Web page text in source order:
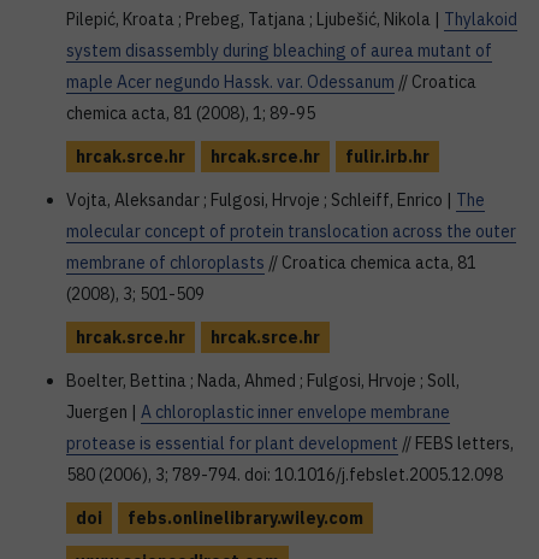
Pilepić, Kroata ; Prebeg, Tatjana ; Ljubešić, Nikola | Thylakoid
system disassembly during bleaching of aurea mutant of
maple Acer negundo Hassk. var. Odessanum // Croatica
chemica acta, 81 (2008), 1; 89-95
hrcak.srce.hr
hrcak.srce.hr
fulir.irb.hr
Vojta, Aleksandar ; Fulgosi, Hrvoje ; Schleiff, Enrico | The
molecular concept of protein translocation across the outer
membrane of chloroplasts // Croatica chemica acta, 81
(2008), 3; 501-509
hrcak.srce.hr
hrcak.srce.hr
Boelter, Bettina ; Nada, Ahmed ; Fulgosi, Hrvoje ; Soll,
Juergen | A chloroplastic inner envelope membrane
protease is essential for plant development // FEBS letters,
580 (2006), 3; 789-794. doi: 10.1016/j.febslet.2005.12.098
doi
febs.onlinelibrary.wiley.com